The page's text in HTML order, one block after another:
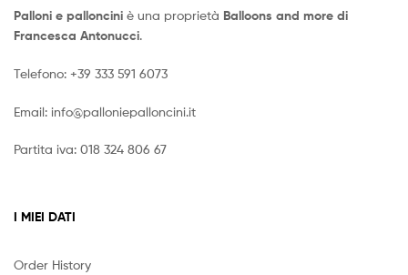
Palloni e palloncini è una proprietà Balloons and more di
Francesca Antonucci.
Telefono: +39 333 591 6073
Email: info@palloniepalloncini.it
Partita iva: 018 324 806 67
I MIEI DATI
Order History